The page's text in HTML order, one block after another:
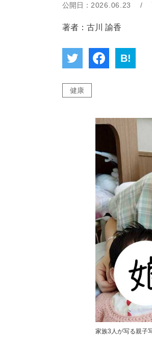
公開日： 2026.06.23 /
著者：古川 諭香
B!
健康
家族3人が写る親子